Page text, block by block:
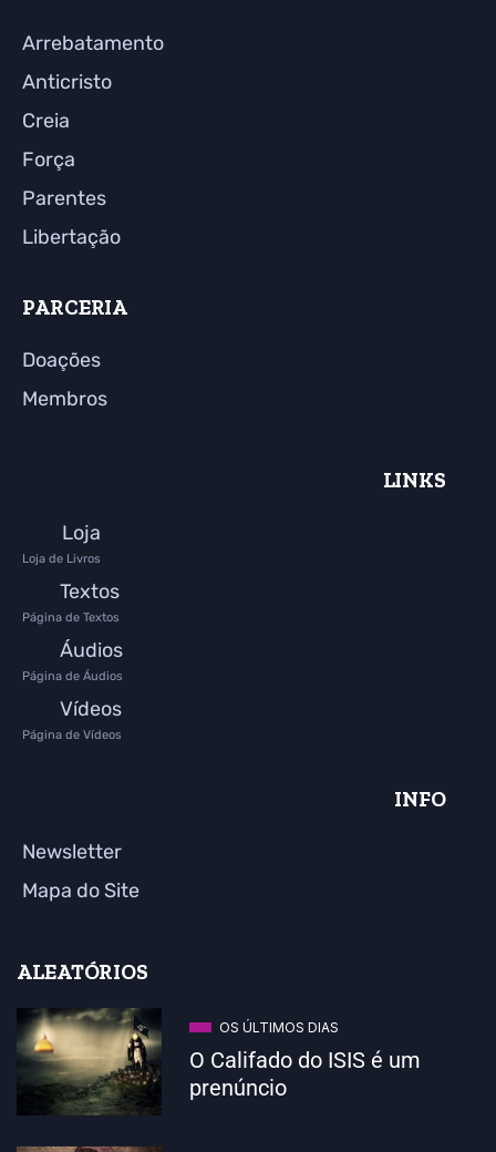
Arrebatamento
Anticristo
Creia
Força
Parentes
Libertação
PARCERIA
Doações
Membros
LINKS
Loja
Loja de Livros
Textos
Página de Textos
Áudios
Página de Áudios
Vídeos
Página de Vídeos
INFO
Newsletter
Mapa do Site
ALEATÓRIOS
OS ÚLTIMOS DIAS
O Califado do ISIS é um
prenúncio